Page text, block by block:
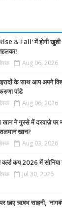
& Fall’ में होगी
Aug 06, 2026
के साथ आप अपने
पांडे
Aug 06, 2026
ने गुस्से में दरवाज़े पर
खान?
Aug 03, 2026
वर्ल्ड कप 2026 में
Jul 30, 2026
छाए ऋषभ साहनी,